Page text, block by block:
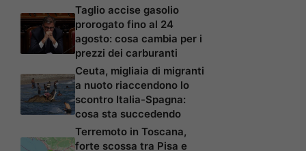
Taglio accise gasolio
prorogato fino al 24
agosto: cosa cambia per i
prezzi dei carburanti
Ceuta, migliaia di migranti
a nuoto riaccendono lo
scontro Italia-Spagna:
cosa sta succedendo
Terremoto in Toscana,
forte scossa tra Pisa e